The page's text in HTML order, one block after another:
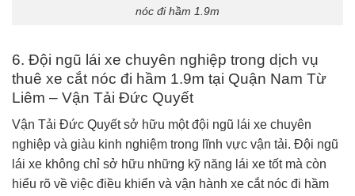
nóc đi hầm 1.9m
6. Đội ngũ lái xe chuyên nghiệp trong dịch vụ
thuê xe cắt nóc đi hầm 1.9m tại Quận Nam Từ
Liêm – Vận Tải Đức Quyết
Vận Tải Đức Quyết sở hữu một đội ngũ lái xe chuyên
nghiệp và giàu kinh nghiệm trong lĩnh vực vận tải. Đội ngũ
lái xe không chỉ sở hữu những kỹ năng lái xe tốt mà còn
hiểu rõ về việc điều khiển và vận hành xe cắt nóc đi hầm